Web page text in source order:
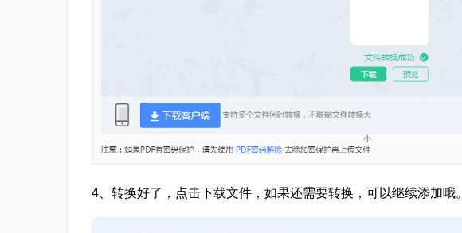
4、转换好了，点击下载文件，如果还需要转换，可以继续添加哦。